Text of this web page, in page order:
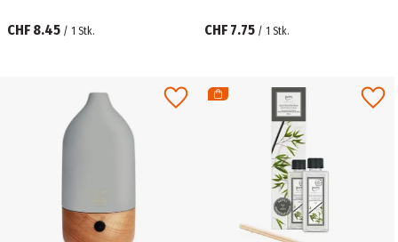
CHF 8.45 / 1 Stk. CHF 7.75 / 1 Stk.